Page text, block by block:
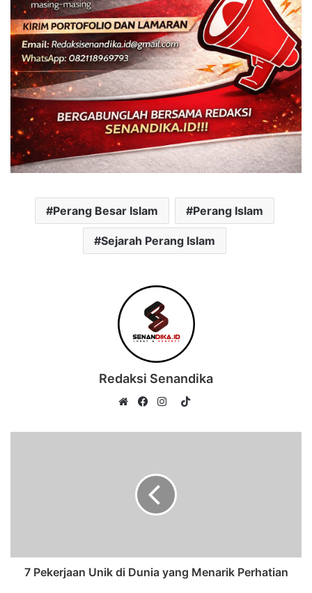
Perang Besar Islam Perang Islam
Sejarah Perang Islam
Redaksi Senandika
TikTok
7 Pekerjaan Unik di Dunia yang Menarik Perhatian